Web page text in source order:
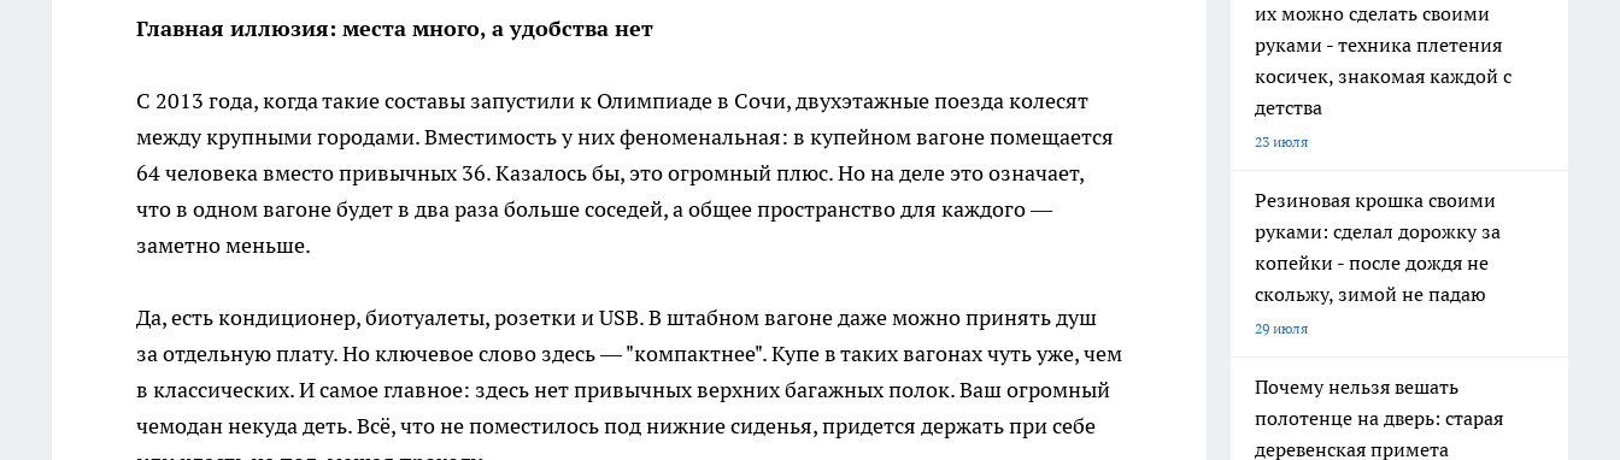
Главная иллюзия: места много, а удобства нет
С 2013 года, когда такие составы запустили к Олимпиаде в Сочи, двухэтажные поезда колесят
между крупными городами. Вместимость у них феноменальная: в купейном вагоне помещается
64 человека вместо привычных 36. Казалось бы, это огромный плюс. Но на деле это означает,
что в одном вагоне будет в два раза больше соседей, а общее пространство для каждого —
заметно меньше.
Да, есть кондиционер, биотуалеты, розетки и USB. В штабном вагоне даже можно принять душ
за отдельную плату. Но ключевое слово здесь — "компактнее". Купе в таких вагонах чуть уже, чем
в классических. И самое главное: здесь нет привычных верхних багажных полок. Ваш огромный
чемодан некуда деть. Всё, что не поместилось под нижние сиденья, придется держать при себе
их можно сделать своими
руками - техника плетения
косичек, знакомая каждой с
детства
23 июля
Резиновая крошка своими
руками: сделал дорожку за
копейки - после дождя не
скольжу, зимой не падаю
29 июля
Почему нельзя вешать
полотенце на дверь: старая
деревенская примета